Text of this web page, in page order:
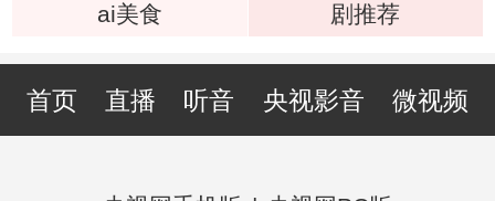
ai美食
剧推荐
首页 直播 听音 央视影音 微视频